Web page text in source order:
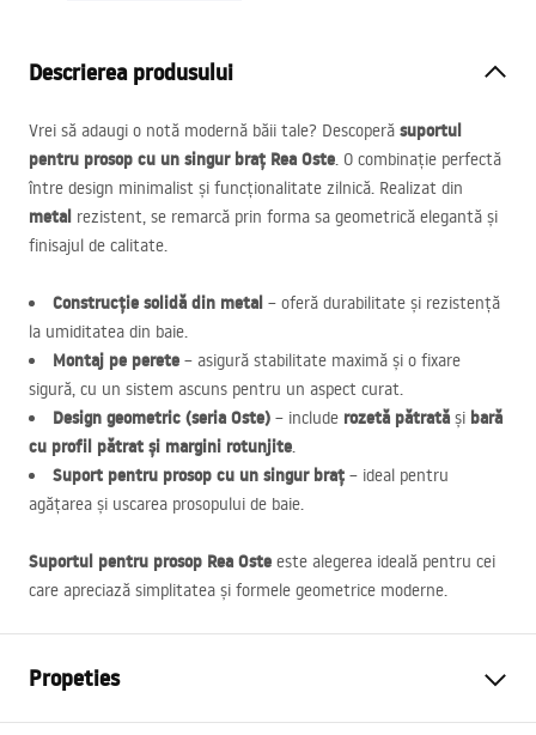
Descrierea produsului
Vrei să adaugi o notă modernă băii tale? Descoperă suportul
pentru prosop cu un singur braț Rea Oste. O combinație perfectă
între design minimalist și funcționalitate zilnică. Realizat din
metal rezistent, se remarcă prin forma sa geometrică elegantă și
finisajul de calitate.
Construcție solidă din metal – oferă durabilitate și rezistență
la umiditatea din baie.
Montaj pe perete – asigură stabilitate maximă și o fixare
sigură, cu un sistem ascuns pentru un aspect curat.
Design geometric (seria Oste) – include rozetă pătrată și bară
cu profil pătrat și margini rotunjite.
Suport pentru prosop cu un singur braț – ideal pentru
agățarea și uscarea prosopului de baie.
Suportul pentru prosop Rea Oste este alegerea ideală pentru cei
care apreciază simplitatea și formele geometrice moderne.
Propeties